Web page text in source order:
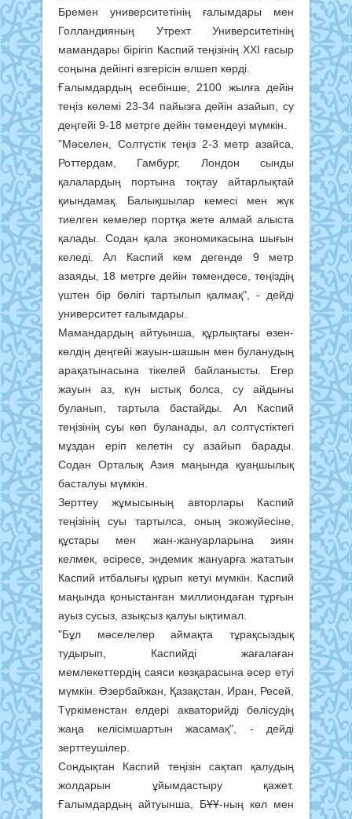
Бремен университетінің ғалымдары мен
Голландияның Утрехт Университетінің
мамандары бірігіп Каспий теңізінің ХХІ ғасыр
соңына дейінгі өзгерісін өлшеп көрді.
Ғалымдардың есебінше, 2100 жылға дейін
теңіз көлемі 23-34 пайызға дейін азайып, су
деңгейі 9-18 метрге дейін төмендеуі мүмкін.
"Мәселен, Солтүстік теңіз 2-3 метр азайса,
Роттердам, Гамбург, Лондон сынды
қалалардың портына тоқтау айтарлықтай
қиындамақ. Балықшылар кемесі мен жүк
тиелген кемелер портқа жете алмай алыста
қалады. Содан қала экономикасына шығын
келеді. Ал Каспий кем дегенде 9 метр
азаяды, 18 метрге дейін төмендесе, теңіздің
үштен бір бөлігі тартылып қалмақ", - дейді
университет ғалымдары.
Мамандардың айтуынша, құрлықтағы өзен-
көлдің деңгейі жауын-шашын мен буланудың
арақатынасына тікелей байланысты. Егер
жауын аз, күн ыстық болса, су айдыны
буланып, тартыла бастайды. Ал Каспий
теңізінің суы көп буланады, ал солтүстіктегі
мұздан еріп келетін су азайып барады.
Содан Орталық Азия маңында қуаңшылық
басталуы мүмкін.
Зерттеу жұмысының авторлары Каспий
теңізінің суы тартылса, оның экожүйесіне,
құстары мен жан-жануарларына зиян
келмек, әсіресе, эндемик жануарға жататын
Каспий итбалығы құрып кетуі мүмкін. Каспий
маңында қоныстанған миллиондаған тұрғын
ауыз сусыз, азықсыз қалуы ықтимал.
"Бұл мәселелер аймақта тұрақсыздық
тудырып, Каспийді жағалаған
мемлекеттердің саяси көзқарасына әсер етуі
мүмкін. Әзербайжан, Қазақстан, Иран, Ресей,
Түркіменстан елдері акваторийді бөлісудің
жаңа келісімшартын жасамақ", - дейді
зерттеушілер.
Сондықтан Каспий теңізін сақтап қалудың
жолдарын ұйымдастыру қажет.
Ғалымдардың айтуынша, БҰҰ-ның көл мен